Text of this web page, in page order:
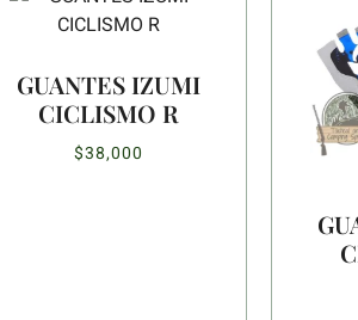
GUANTES IZUMI
CICLISMO R
$38,000